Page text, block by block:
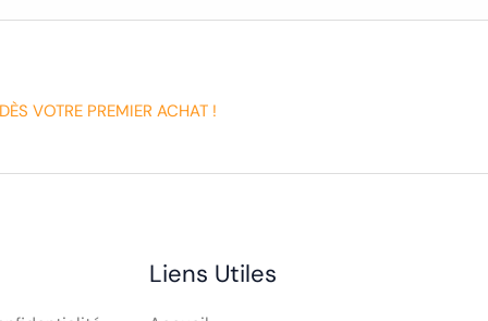
VOTRE PREMIER ACHAT !
Liens Utiles